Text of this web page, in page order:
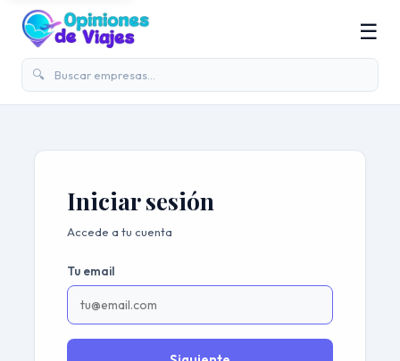
🔍
☰
Iniciar sesión
Accede a tu cuenta
Tu email